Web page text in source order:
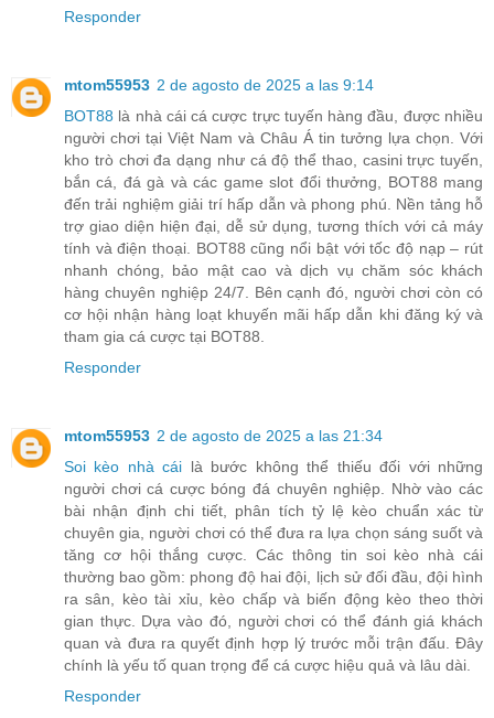
Responder
mtom55953 2 de agosto de 2025 a las 9:14
BOT88 là nhà cái cá cược trực tuyến hàng đầu, được nhiều
người chơi tại Việt Nam và Châu Á tin tưởng lựa chọn. Với
kho trò chơi đa dạng như cá độ thể thao, casini trực tuyến,
bắn cá, đá gà và các game slot đổi thưởng, BOT88 mang
đến trải nghiệm giải trí hấp dẫn và phong phú. Nền tảng hỗ
trợ giao diện hiện đại, dễ sử dụng, tương thích với cả máy
tính và điện thoại. BOT88 cũng nổi bật với tốc độ nạp – rút
nhanh chóng, bảo mật cao và dịch vụ chăm sóc khách
hàng chuyên nghiệp 24/7. Bên cạnh đó, người chơi còn có
cơ hội nhận hàng loạt khuyến mãi hấp dẫn khi đăng ký và
tham gia cá cược tại BOT88.
Responder
mtom55953 2 de agosto de 2025 a las 21:34
Soi kèo nhà cái là bước không thể thiếu đối với những
người chơi cá cược bóng đá chuyên nghiệp. Nhờ vào các
bài nhận định chi tiết, phân tích tỷ lệ kèo chuẩn xác từ
chuyên gia, người chơi có thể đưa ra lựa chọn sáng suốt và
tăng cơ hội thắng cược. Các thông tin soi kèo nhà cái
thường bao gồm: phong độ hai đội, lịch sử đối đầu, đội hình
ra sân, kèo tài xỉu, kèo chấp và biến động kèo theo thời
gian thực. Dựa vào đó, người chơi có thể đánh giá khách
quan và đưa ra quyết định hợp lý trước mỗi trận đấu. Đây
chính là yếu tố quan trọng để cá cược hiệu quả và lâu dài.
Responder